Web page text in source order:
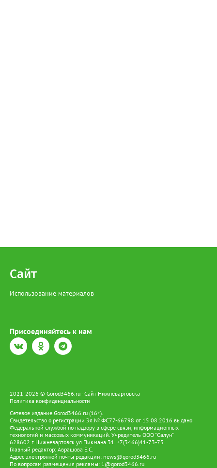
Сайт
Использование материалов
Присоединяйтесь к нам
2021-2026 © Gorod3466.ru - Сайт Нижневартовска
Политика конфиденциальности
Сетевое издание Gorod3466.ru (16+).
Свидетельство о регистрации Эл № ФС77-66798 от 15.08.2016 выдано
Федеральной службой по надзору в сфере связи, информационных
технологий и массовых коммуникаций. Учредитель ООО "Салун"
628602 г. Нижневартовск ул.Пикмана 31. +7(3466)41-73-73
Главный редактор: Аврашова Е.С.
Адрес электронной почты редакции: news@gorod3466.ru
По вопросам размещения рекламы: 1@gorod3466.ru